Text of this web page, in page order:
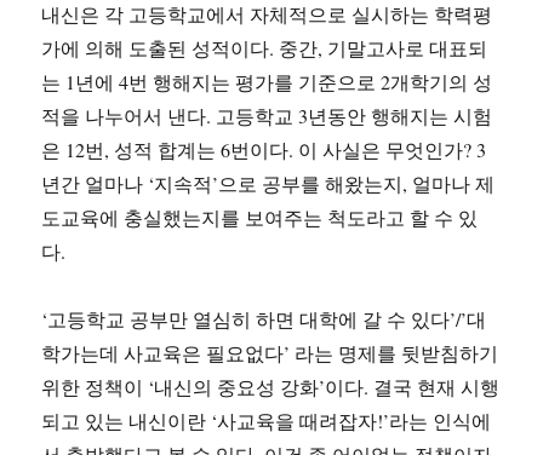
내신은 각 고등학교에서 자체적으로 실시하는 학력평
가에 의해 도출된 성적이다. 중간, 기말고사로 대표되
는 1년에 4번 행해지는 평가를 기준으로 2개학기의 성
적을 나누어서 낸다. 고등학교 3년동안 행해지는 시험
은 12번, 성적 합계는 6번이다. 이 사실은 무엇인가? 3
년간 얼마나 ‘지속적’으로 공부를 해왔는지, 얼마나 제
도교육에 충실했는지를 보여주는 척도라고 할 수 있
다.
‘고등학교 공부만 열심히 하면 대학에 갈 수 있다’/’대
학가는데 사교육은 필요없다’ 라는 명제를 뒷받침하기
위한 정책이 ‘내신의 중요성 강화’이다. 결국 현재 시행
되고 있는 내신이란 ‘사교육을 때려잡자!’라는 인식에